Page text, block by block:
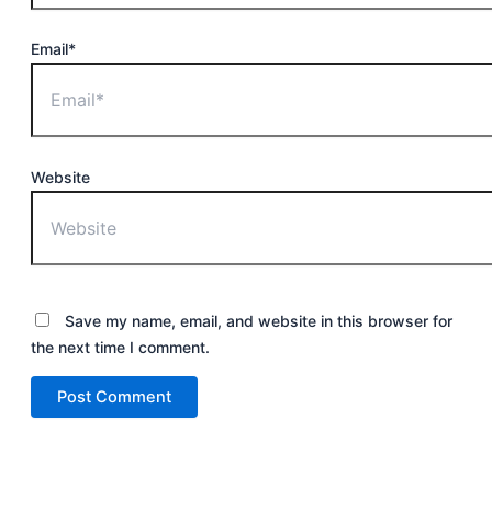
Email*
Website
Save my name, email, and website in this browser for
the next time I comment.